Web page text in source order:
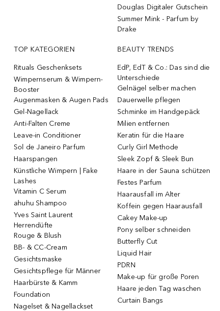
Douglas Digitaler Gutschein
Summer Mink - Parfum by
Drake
TOP KATEGORIEN
Rituals Geschenksets
Wimpernserum & Wimpern-
Booster
Augenmasken & Augen Pads
Gel-Nagellack
Anti-Falten Creme
Leave-in Conditioner
Sol de Janeiro Parfum
Haarspangen
Künstliche Wimpern | Fake
Lashes
Vitamin C Serum
ahuhu Shampoo
Yves Saint Laurent
Herrendüfte
Rouge & Blush
BB- & CC-Cream
Gesichtsmaske
Gesichtspflege für Männer
Haarbürste & Kamm
Foundation
Nagelset & Nagellackset
BEAUTY TRENDS
EdP, EdT & Co.: Das sind die
Unterschiede
Gelnägel selber machen
Dauerwelle pflegen
Schminke im Handgepäck
Milien entfernen
Keratin für die Haare
Curly Girl Methode
Sleek Zopf & Sleek Bun
Haare in der Sauna schützen
Festes Parfum
Haarausfall im Alter
Koffein gegen Haarausfall
Cakey Make-up
Pony selber schneiden
Butterfly Cut
Liquid Hair
PDRN
Make-up für große Poren
Haare jeden Tag waschen
Curtain Bangs